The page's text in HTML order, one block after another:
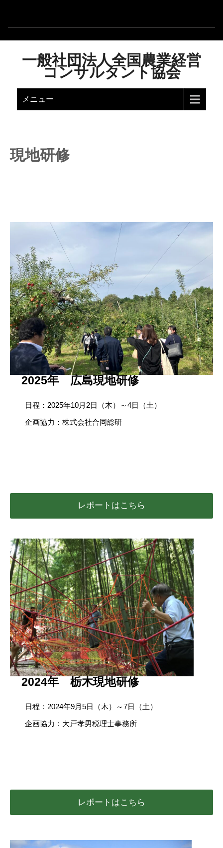
一般社団法人全国農業経営
コンサルタント協会
メニュー
現地研修
2025年 広島現地研修
日程：2025年10月2日（木）～4日（土）
企画協力：株式会社合同総研
レポートはこちら
2024年 栃木現地研修
日程：2024年9月5日（木）～7日（土）
企画協力：大戸孝男税理士事務所
レポートはこちら